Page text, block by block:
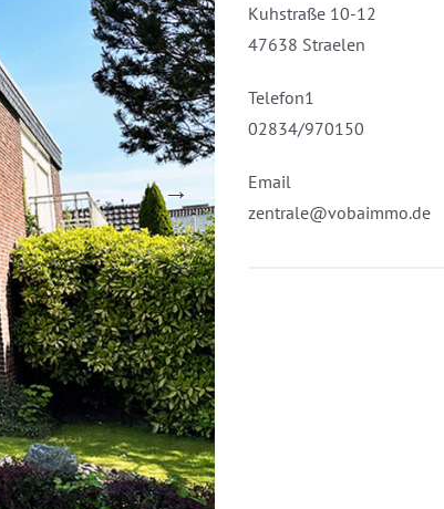
Kuhstraße 10-12
47638 Straelen
Telefon1
02834/970150
Email
zentrale@vobaimmo.de